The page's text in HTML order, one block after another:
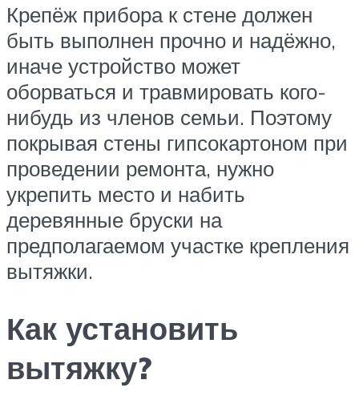
Крепёж прибора к стене должен
быть выполнен прочно и надёжно,
иначе устройство может
оборваться и травмировать кого-
нибудь из членов семьи. Поэтому
покрывая стены гипсокартоном при
проведении ремонта, нужно
укрепить место и набить
деревянные бруски на
предполагаемом участке крепления
вытяжки.
Как установить
вытяжку?